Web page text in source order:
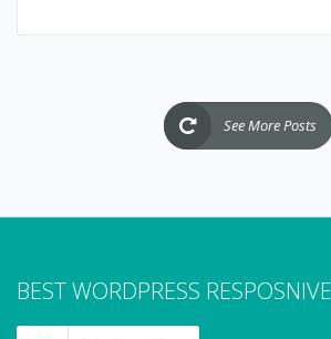
See More Posts
BEST WORDPRESS